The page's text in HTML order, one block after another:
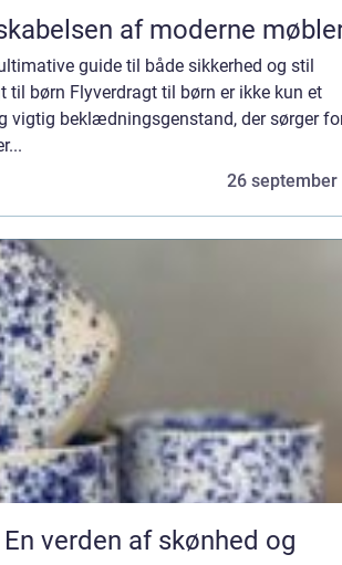
af moderne
guide til både sikkerhed og stil
til børn Flyverdragt til børn er ikke kun et
vigtig beklædningsgenstand, der sørger
26 september
verden af skønhed og